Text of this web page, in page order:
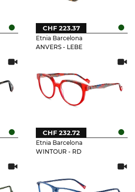
Etnia Barcelona
ANVERS - LEBE
CHF 223.37
Etnia Barcelona
WINTOUR - RD
CHF 232.72